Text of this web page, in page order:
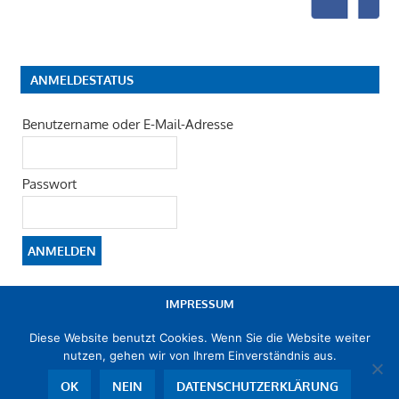
ANMELDESTATUS
Benutzername oder E-Mail-Adresse
Passwort
IMPRESSUM
DATENSCHUTZERKLÄRUNG
© 2019 -2026 FWG Ludwigshafen e. V. - Mitglied imLandesverband
Diese Website benutzt Cookies. Wenn Sie die Website weiter
nutzen, gehen wir von Ihrem Einverständnis aus.
OK NEIN DATENSCHUTZERKLÄRUNG